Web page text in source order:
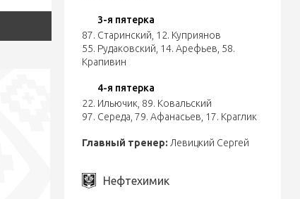
3-я пятерка
87. Старинский 12. Куприянов
55. Рудаковский 14. Арефьев 58.
Крапивин
4-я пятерка
22. Ильючик 89. Ковальский
97. Середа 79. Афанасьев 17. Краглик
Главный тренер: Левицкий Сергей
Нефтехимик